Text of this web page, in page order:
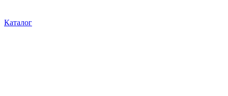
Каталог